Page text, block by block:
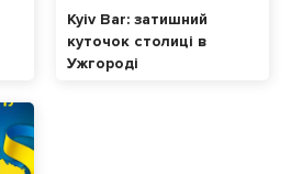
Kyiv Bar: затишний
куточок столиці в
Ужгороді